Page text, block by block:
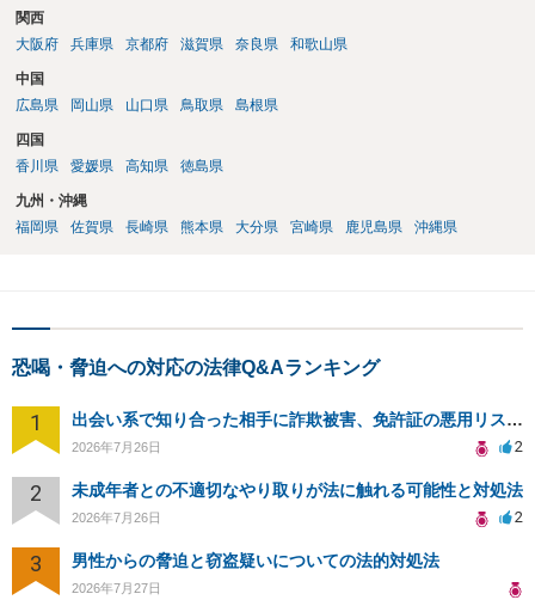
関西
大阪府
兵庫県 京都府 滋賀県 奈良県 和歌山県
中国
広島県
岡山県 山口県 鳥取県 島根県
四国
香川県
愛媛県 高知県 徳島県
九州・沖縄
福岡県
佐賀県 長崎県 熊本県 大分県 宮崎県 鹿児島県 沖縄県
恐喝・脅迫への対応の法律Q&Aランキング
1 出会い系で知り合った相手に詐欺被害、免許証の悪用リスクと対策。
2026年7月26日 2
2 未成年者との不適切なやり取りが法に触れる可能性と対処法
2026年7月26日 2
3 男性からの脅迫と窃盗疑いについての法的対処法
2026年7月27日